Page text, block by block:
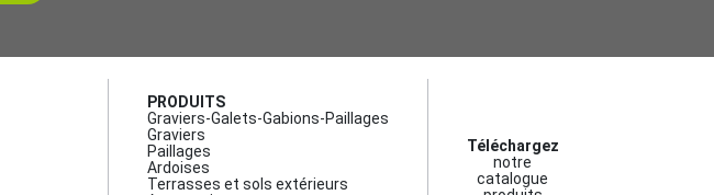
PRODUITS
Graviers-Galets-Gabions-Paillages
Graviers
Paillages
Ardoises
Terrasses et sols extérieurs
Téléchargez
notre
catalogue